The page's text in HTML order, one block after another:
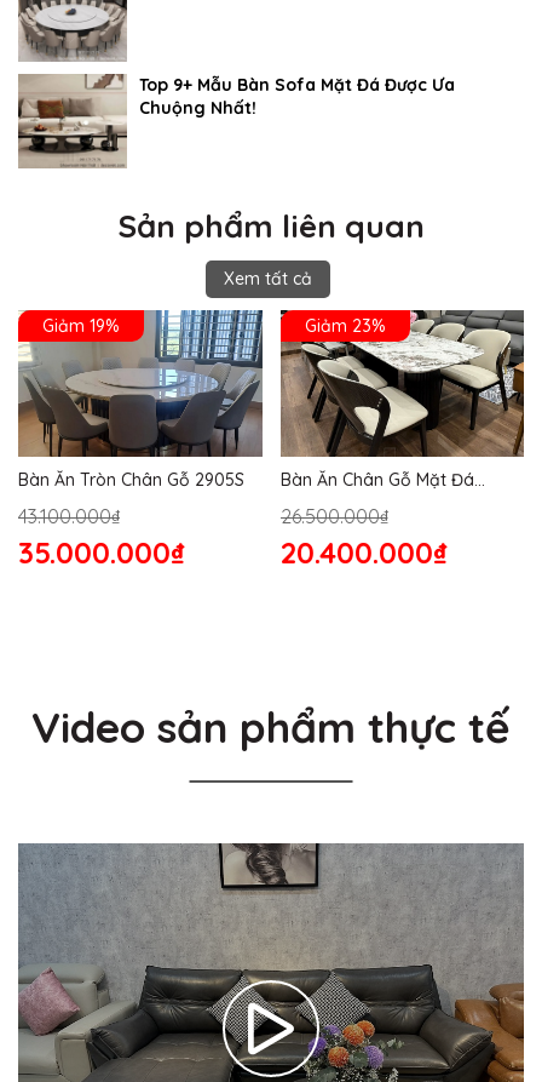
Top 9+ Mẫu Bàn Sofa Mặt Đá Được Ưa
Chuộng Nhất!
Sản phẩm liên quan
Xem tất cả
Giảm 19%
Bàn Ăn Tròn Chân Gỗ 2905S
43.100.000₫
35.000.000₫
Giảm 23%
Bàn Ăn Chân Gỗ Mặt Đá
26.500.000₫
20.400.000₫
Video sản phẩm thực tế